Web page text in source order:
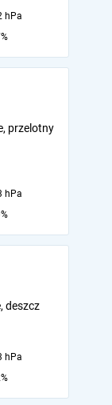
hPa
przelotny
hPa
deszcz
hPa